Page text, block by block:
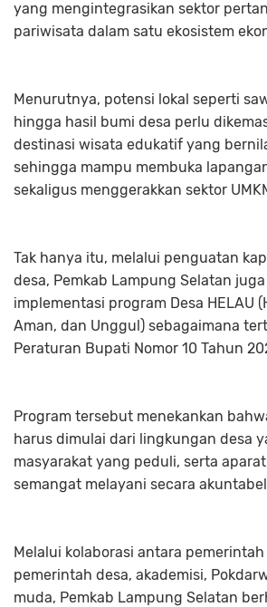
yang mengintegrasikan sektor
pariwisata dalam satu ekosistem
Menurutnya, potensi lokal seperti
hingga hasil bumi desa perlu
destinasi wisata edukatif yang
sehingga mampu membuka
sekaligus menggerakkan sektor
Tak hanya itu, melalui penguatan
desa, Pemkab Lampung Selatan
implementasi program Desa HELAU
Aman, dan Unggul) sebagaimana
Peraturan Bupati Nomor 10 Tahun
Program tersebut menekankan
harus dimulai dari lingkungan desa
masyarakat yang peduli, serta
semangat melayani secara
Melalui kolaborasi antara pemerintah
pemerintah desa, akademisi,
muda, Pemkab Lampung Selatan